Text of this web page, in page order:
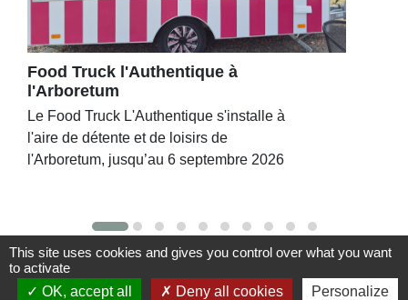
Food Truck l'Authentique à
l'Arboretum
Le Food Truck L'Authentique s'installe à
l'aire de détente et de loisirs de
l'Arboretum, jusqu’au 6 septembre 2026
Contacts
This site uses cookies and gives you control over what you want
to activate
OK, accept all
Deny all cookies Personalize